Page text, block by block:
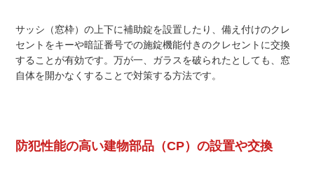
サッシ（窓枠）の上下に補助錠を設置したり、備え付けのクレ
セントをキーや暗証番号での施錠機能付きのクレセントに交換
することが有効です。万が一、ガラスを破られたとしても、窓
自体を開かなくすることで対策する方法です。
防犯性能の高い建物部品（CP）の設置や交換